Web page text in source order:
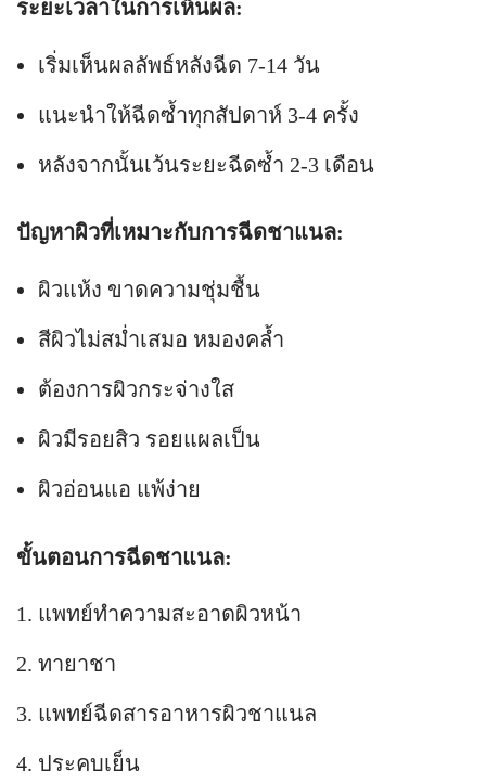
ระยะเวลาในการเห็นผล:
เริ่มเห็นผลลัพธ์หลังฉีด 7-14 วัน
แนะนำให้ฉีดซ้ำทุกสัปดาห์ 3-4 ครั้ง
หลังจากนั้นเว้นระยะฉีดซ้ำ 2-3 เดือน
ปัญหาผิวที่เหมาะกับการฉีดชาแนล:
ผิวแห้ง ขาดความชุ่มชื้น
สีผิวไม่สม่ำเสมอ หมองคล้ำ
ต้องการผิวกระจ่างใส
ผิวมีรอยสิว รอยแผลเป็น
ผิวอ่อนแอ แพ้ง่าย
ขั้นตอนการฉีดชาแนล:
แพทย์ทำความสะอาดผิวหน้า
ทายาชา
แพทย์ฉีดสารอาหารผิวชาแนล
ประคบเย็น